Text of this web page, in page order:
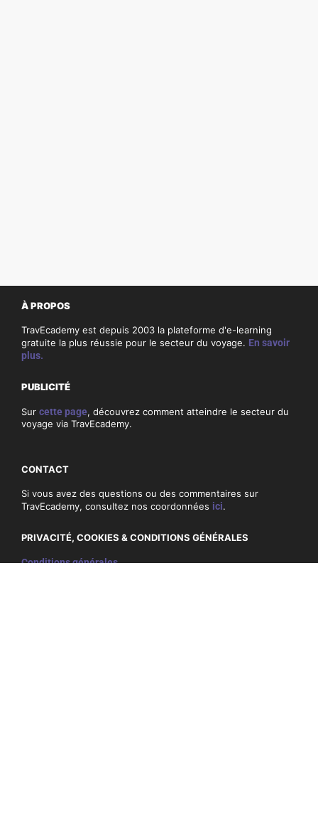
À PROPOS
TravEcademy est depuis 2003 la plateforme d'e-learning
gratuite la plus réussie pour le secteur du voyage. En savoir
plus.
PUBLICITÉ
Sur cette page, découvrez comment atteindre le secteur du
voyage via TravEcademy.
CONTACT
Si vous avez des questions ou des commentaires sur
TravEcademy, consultez nos coordonnées ici.
PRIVACITÉ, COOKIES & CONDITIONS GÉNÉRALES
Conditions générales